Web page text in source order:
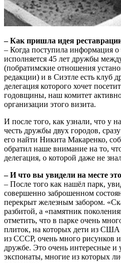
– Как пришла идея
– Когда поступила информация о
исполняется 45 лет дружбы
(побратимские отношения
редакции) и в Сиэтле есть клуб
делегация которого хочет
годовщины, наш комитет
организации этого визита.
И после того, как узнали, что у
честь дружбы двух городов,
его найти Никита Макаренко,
обратил наше внимание на то,
делегация, о которой даже не
– И что вы увидели на месте
– После того как нашёл парк,
совершенно заброшенном
перекрыт железным забором.
разбитой, а «памятник
отметить, что в парке очень
плиток, на которых дети из США
из СССР, очень много рисунков
дружбе. Это очень интересные и
экспонаты, многие из которых